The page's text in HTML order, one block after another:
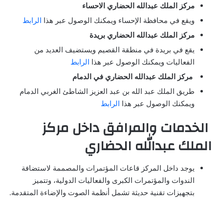
مركز الملك عبدالله الحضاري الاحساء
ويقع في محافظة الإحساء ويمكنك الوصول عبر هذا الرابط
مركز الملك عبدالله الحضاري بريدة
يقع في بريدة في منطقة القصيم ويستضيف العديد من
الفعاليات ويمكنك الوصول عبر هذا الرابط
مركز الملك عبدالله الحضاري في الدمام
طريق الملك عبد الله بن عبد العزيز الشاطئ الغربي الدمام
ويمكنك الوصول عبر هذا الرابط
الخدمات والمرافق داخل مركز
الملك عبدالله الحضاري
يوجد داخل المركز قاعات المؤتمرات والمصممة لاستضافة
الندوات والمؤتمرات الكبرى والفعاليات الدولية، وتتميز
بتجهيزات تقنية حديثة تشمل أنظمة الصوت والإضاءة المتقدمة.